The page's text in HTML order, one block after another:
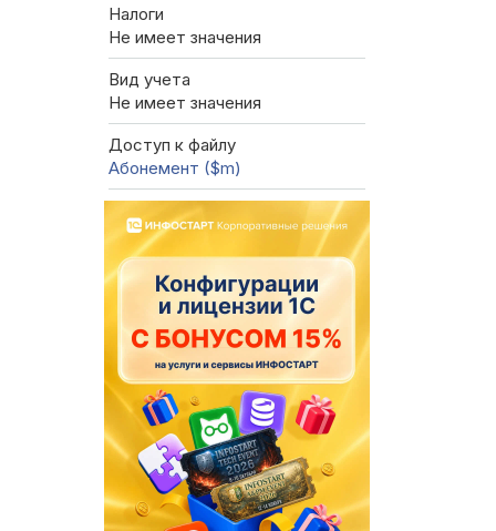
Налоги
Не имеет значения
Вид учета
Не имеет значения
Доступ к файлу
Абонемент ($m)